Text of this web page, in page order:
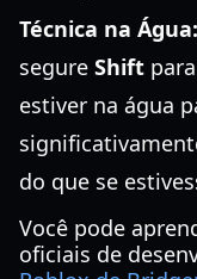
Técnica na Água:
segure Shift
estiver na água
do que se
Você pode
oficiais de